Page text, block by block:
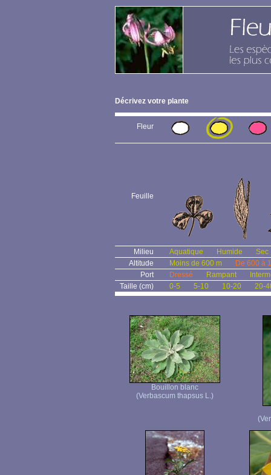
Décrivez votre plante
Fleur
Feuille
Milieu Aquatique Humide
Sec
Altitude
Moins de 600 m
De 600 à
Port
Dressé Rampant
Taille (cm)
0-5 5-10 10-20 20-
Bouillon blanc
(Verbascum thapsus L.)